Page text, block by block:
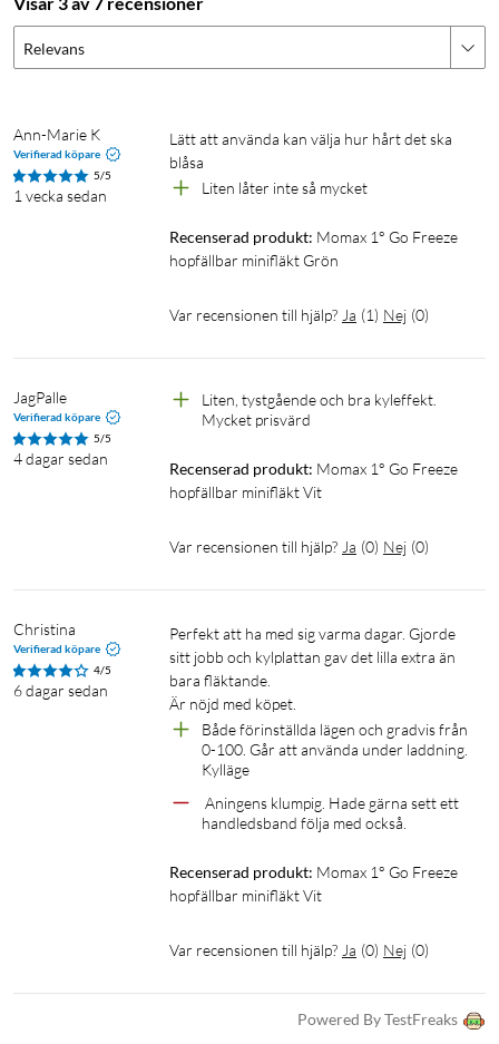
1 × bruksanvisning och garantibevis
Relevans
Ann-Marie K
Verifierad köpare
5/5
1 vecka sedan
Lätt att använda kan välja hur hårt det ska
blåsa
Liten låter inte så mycket
Recenserad produkt: Momax 1° Go Freeze
hopfällbar minifläkt Grön
Var recensionen till hjälp? Ja (1) Nej (0)
JagPalle
Verifierad köpare
5/5
4 dagar sedan
Liten, tystgående och bra kyleffekt.
Mycket prisvärd
Recenserad produkt: Momax 1° Go Freeze
hopfällbar minifläkt Vit
Var recensionen till hjälp? Ja (0) Nej (0)
Christina
Verifierad köpare
4/5
6 dagar sedan
Perfekt att ha med sig varma dagar. Gjorde
sitt jobb och kylplattan gav det lilla extra än
bara fläktande.
Är nöjd med köpet.
Både förinställda lägen och gradvis från
0-100. Går att använda under laddning.
Kylläge
handledsband följa med också.
Recenserad produkt: Momax 1° Go Freeze
hopfällbar minifläkt Vit
Var recensionen till hjälp? Ja (0) Nej (0)
Powered By TestFreaks